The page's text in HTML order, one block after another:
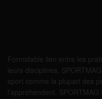
Formidable lien entre les
leurs disciplines,
sport comme la plupart des
l’appréhendent.